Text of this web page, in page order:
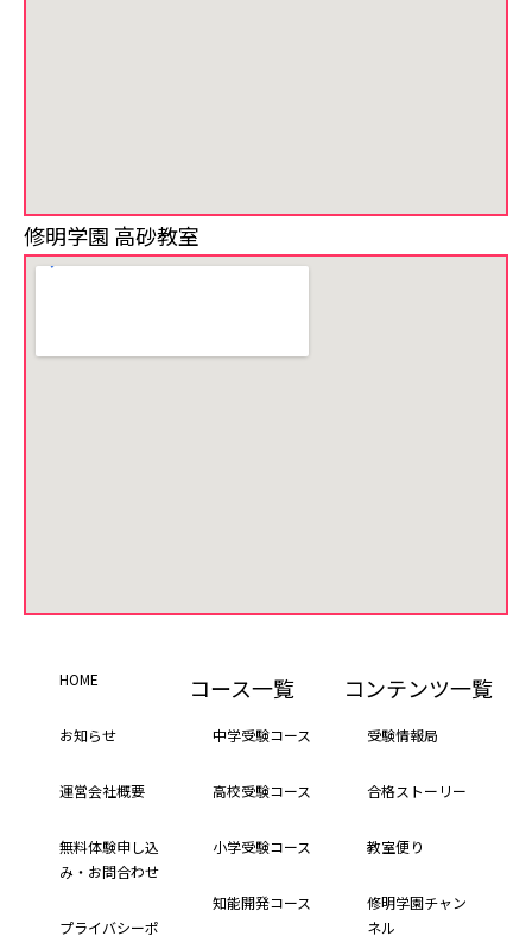
修明学園 高砂教室
HOME
お知らせ
運営会社概要
無料体験申し込
み・お問合わせ
プライバシーポ
コース一覧
中学受験コース
高校受験コース
小学受験コース
知能開発コース
コンテンツ一覧
受験情報局
合格ストーリー
教室便り
修明学園チャン
ネル